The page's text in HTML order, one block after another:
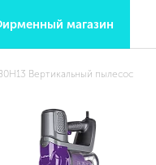
магазин
Вертикальный пылесос